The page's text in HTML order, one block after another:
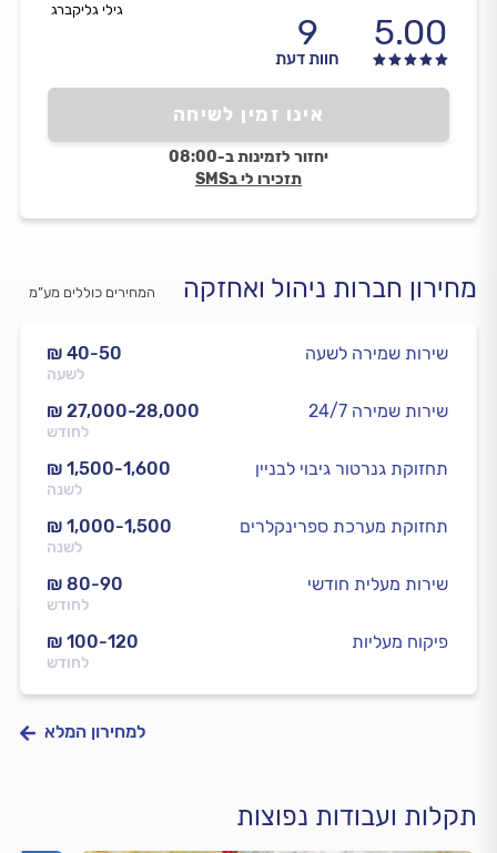
גילי גליקברג
5.00
9
חוות דעת
אינו זמין לשיחה
יחזור לזמינות ב-08:00
תזכירו לי בSMS
מחירון חברות ניהול ואחזקה המחירים כוללים מע”מ
₪ 40-50
לשעה
שירות שמירה לשעה
₪ 27,000-28,000
לחודש
שירות שמירה 24/7
₪ 1,500-1,600
לשנה
תחזוקת גנרטור גיבוי לבניין
₪ 1,000-1,500
לשנה
תחזוקת מערכת ספרינקלרים
₪ 80-90
לחודש
שירות מעלית חודשי
₪ 100-120
לחודש
פיקוח מעליות
למחירון המלא
תקלות ועבודות נפוצות